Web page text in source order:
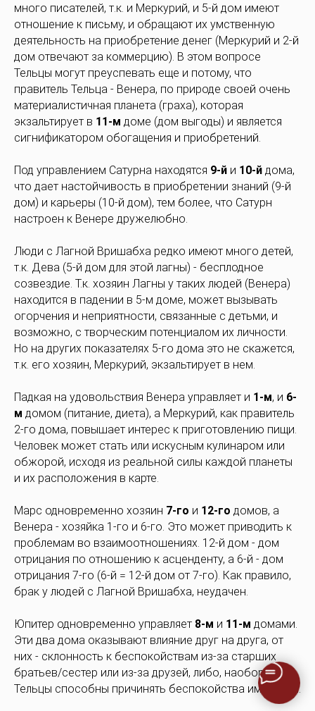
много писателей, т.к. и Меркурий, и 5-й дом имеют
отношение к письму, и обращают их умственную
деятельность на приобретение денег (Меркурий и 2-й
дом отвечают за коммерцию). В этом вопросе
Тельцы могут преуспевать еще и потому, что
правитель Тельца - Венера, по природе своей очень
материалистичная планета (граха), которая
экзальтирует в 11-м доме (дом выгоды) и является
сигнификатором обогащения и приобретений.
Под управлением Сатурна находятся 9-й и 10-й дома,
что дает настойчивость в приобретении знаний (9-й
дом) и карьеры (10-й дом), тем более, что Сатурн
настроен к Венере дружелюбно.
Люди с Лагной Вришабха редко имеют много детей,
т.к. Дева (5-й дом для этой лагны) - бесплодное
созвездие. Т.к. хозяин Лагны у таких людей (Венера)
находится в падении в 5-м доме, может вызывать
огорчения и неприятности, связанные с детьми, и
возможно, с творческим потенциалом их личности.
Но на других показателях 5-го дома это не скажется,
т.к. его хозяин, Меркурий, экзальтирует в нем.
Падкая на удовольствия Венера управляет и 1-м, и 6-
м домом (питание, диета), а Меркурий, как правитель
2-го дома, повышает интерес к приготовлению пищи.
Человек может стать или искусным кулинаром или
обжорой, исходя из реальной силы каждой планеты
и их расположения в карте.
Марс одновременно хозяин 7-го и 12-го домов, а
Венера - хозяйка 1-го и 6-го. Это может приводить к
проблемам во взаимоотношениях. 12-й дом - дом
отрицания по отношению к асценденту, а 6-й - дом
отрицания 7-го (6-й = 12-й дом от 7-го). Как правило,
брак у людей с Лагной Вришабха, неудачен.
Юпитер одновременно управляет 8-м и 11-м домами.
Эти два дома оказывают влияние друг на друга, от
них - склонность к беспокойствам из-за старших
братьев/сестер или из-за друзей, либо, наоборот,
Тельцы способны причинять беспокойства им самим.